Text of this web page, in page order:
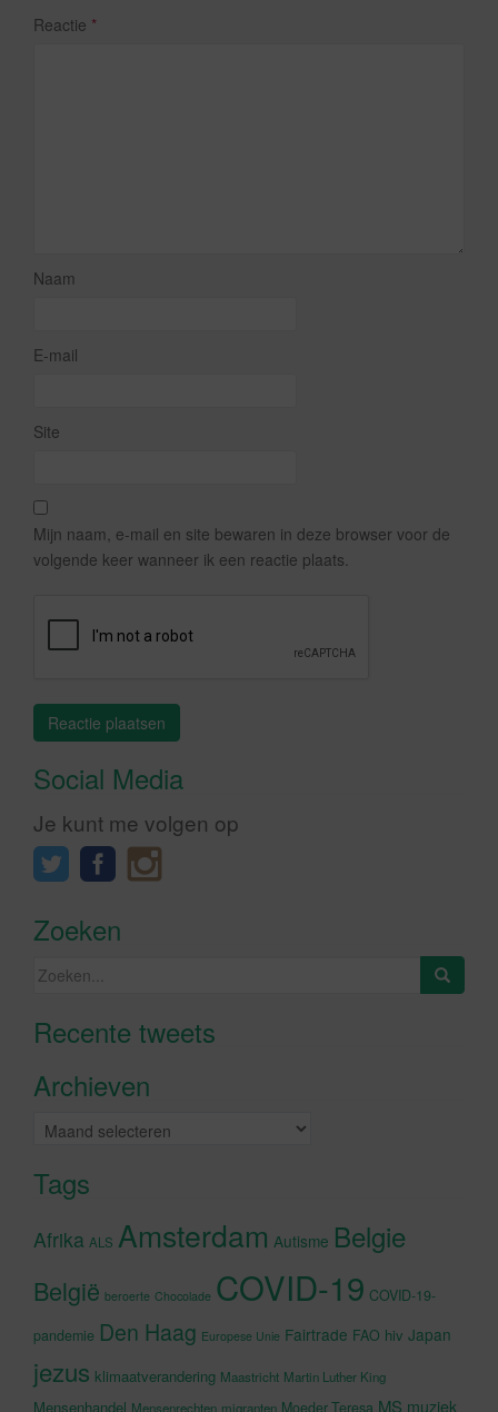
Reactie *
Naam
E-mail
Site
Mijn naam, e-mail en site bewaren in deze browser voor de
volgende keer wanneer ik een reactie plaats.
Social Media
Je kunt me volgen op
Zoeken
Zoeken
Recente tweetsKlik om marketing cookies te
Archieven
Archieven
Tags
Afrika ALS Amsterdam Autisme Belgie
België beroerte Chocolade COVID-19 COVID-19-
pandemie Den Haag Europese Unie Fairtrade FAO hiv Japan
jezus klimaatverandering Maastricht Martin Luther King
Mensenhandel Mensenrechten migranten Moeder Teresa MS muziek